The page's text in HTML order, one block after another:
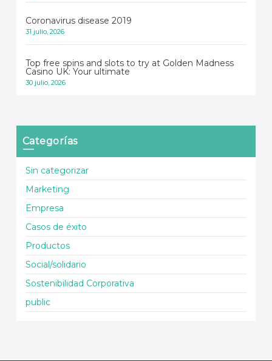
Coronavirus disease 2019
31 julio, 2026
Top free spins and slots to try at Golden Madness
Casino UK: Your ultimate
30 julio, 2026
Categorías
Sin categorizar
Marketing
Empresa
Casos de éxito
Productos
Social/solidario
Sostenibilidad Corporativa
public